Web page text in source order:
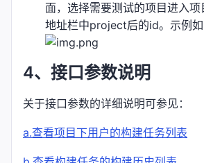
面，选择需要测试的项目进入项
地址栏中project后的id。示例如
4、接口参数说明
关于接口参数的详细说明可参见：
a.查看项目下用户的构建任务列表